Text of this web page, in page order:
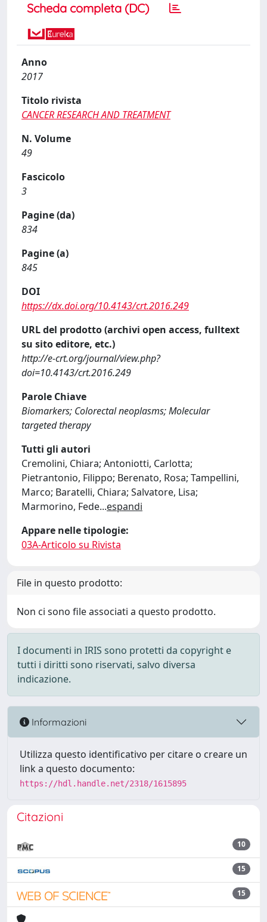
Scheda completa (DC)
Anno
2017
Titolo rivista
CANCER RESEARCH AND TREATMENT
N. Volume
49
Fascicolo
3
Pagine (da)
834
Pagine (a)
845
DOI
https://dx.doi.org/10.4143/crt.2016.249
URL del prodotto (archivi open access, fulltext
su sito editore, etc.)
http://e-crt.org/journal/view.php?
doi=10.4143/crt.2016.249
Parole Chiave
Biomarkers; Colorectal neoplasms; Molecular
targeted therapy
Tutti gli autori
Cremolini, Chiara; Antoniotti, Carlotta;
Pietrantonio, Filippo; Berenato, Rosa; Tampellini,
Marco; Baratelli, Chiara; Salvatore, Lisa;
Marmorino, Fede...espandi
Appare nelle tipologie:
03A-Articolo su Rivista
File in questo prodotto:
Non ci sono file associati a questo prodotto.
I documenti in IRIS sono protetti da copyright e
tutti i diritti sono riservati, salvo diversa
indicazione.
Informazioni
Utilizza questo identificativo per citare o creare un
link a questo documento:
https://hdl.handle.net/2318/1615895
Citazioni
10
15
15